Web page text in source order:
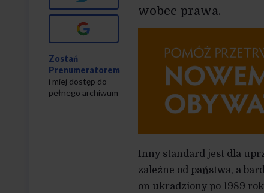
wobec prawa.
Inny standard jest dla
zależne od państwa, a
on ukradziony po 1989
Zostań
Prenumeratorem
i miej dostęp do
pełnego archiwum